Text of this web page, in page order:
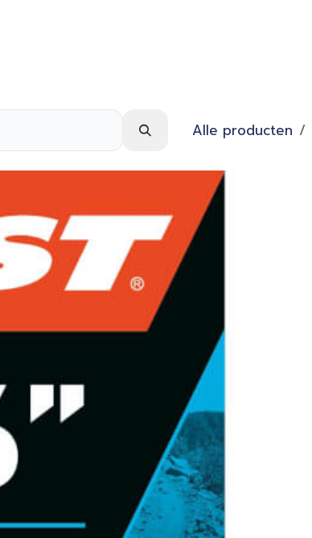
Alle producten